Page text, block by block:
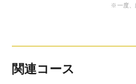
一度
関連コース